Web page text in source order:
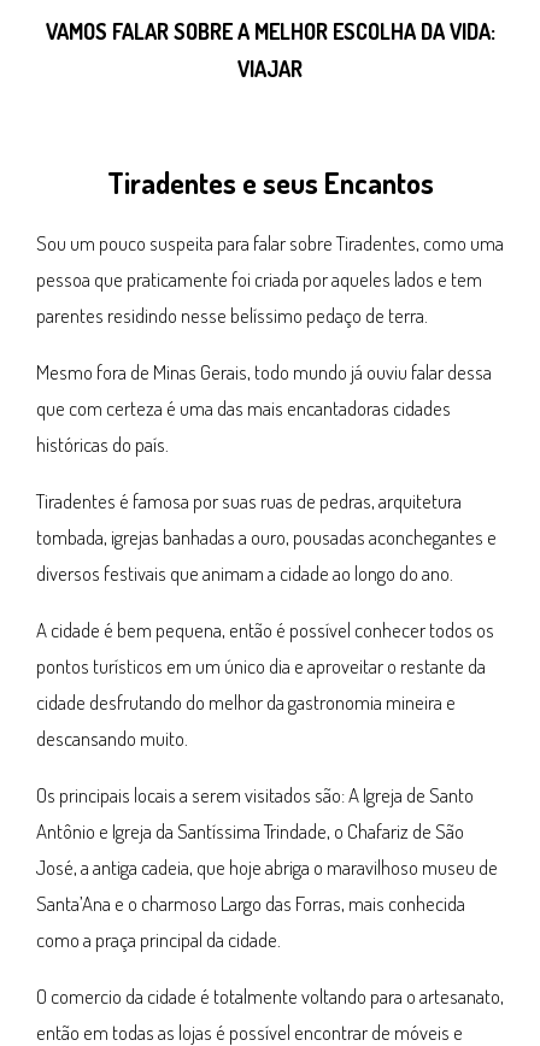
VAMOS FALAR SOBRE A MELHOR ESCOLHA DA VIDA:
VIAJAR
Tiradentes e seus Encantos
Sou um pouco suspeita para falar sobre Tiradentes, como uma
pessoa que praticamente foi criada por aqueles lados e tem
parentes residindo nesse belíssimo pedaço de terra.
Mesmo fora de Minas Gerais, todo mundo já ouviu falar dessa
que com certeza é uma das mais encantadoras cidades
históricas do país.
Tiradentes é famosa por suas ruas de pedras, arquitetura
tombada, igrejas banhadas a ouro, pousadas aconchegantes e
diversos festivais que animam a cidade ao longo do ano.
A cidade é bem pequena, então é possível conhecer todos os
pontos turísticos em um único dia e aproveitar o restante da
cidade desfrutando do melhor da gastronomia mineira e
descansando muito.
Os principais locais a serem visitados são: A Igreja de Santo
Antônio e Igreja da Santíssima Trindade, o Chafariz de São
José, a antiga cadeia, que hoje abriga o maravilhoso museu de
Santa’Ana e o charmoso Largo das Forras, mais conhecida
como a praça principal da cidade.
O comercio da cidade é totalmente voltando para o artesanato,
então em todas as lojas é possível encontrar de móveis e